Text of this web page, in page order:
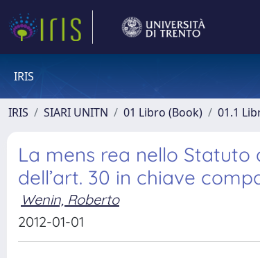
IRIS
IRIS SIARI UNITN 01 Libro (Book) 01.1
La mens rea nello Statuto
dell’art. 30 in chiave
Wenin, Roberto
2012-01-01